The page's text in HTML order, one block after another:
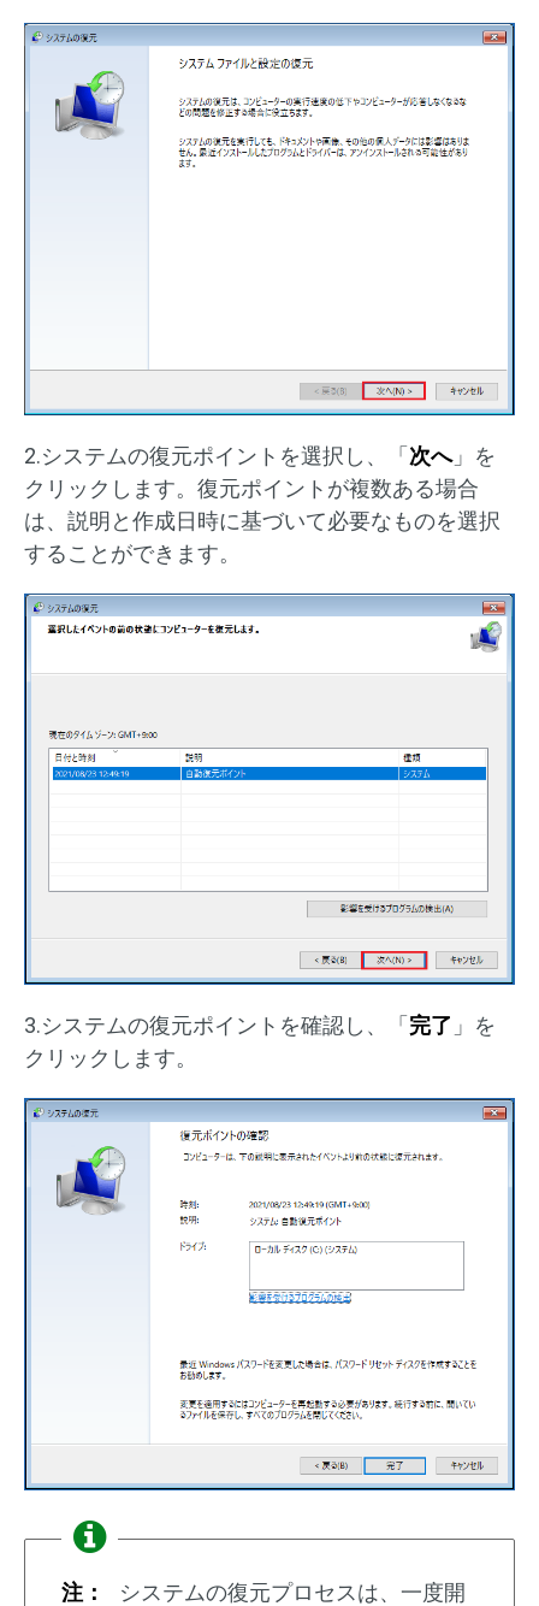
2.システムの復元ポイントを選択し、「次へ」を
クリックします。復元ポイントが複数ある場合
は、説明と作成日時に基づいて必要なものを選択
することができます。
3.システムの復元ポイントを確認し、「完了 」を
クリックします。
注：
システムの復元プロセスは、一度開